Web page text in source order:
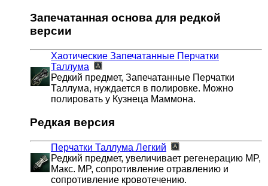
Запечатанная основа для редкой
версии
Хаотические Запечатанные Перчатки
Таллума
Редкий предмет, Запечатанные Перчатки
Таллума, нуждается в полировке. Можно
полировать у Кузнеца Маммона.
Редкая версия
Перчатки Таллума Легкий
Редкий предмет, увеличивает регенерацию MP,
Макс. MP, сопротивление отравлению и
сопротивление кровотечению.